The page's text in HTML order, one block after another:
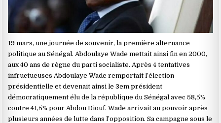
19 mars, une journée de souvenir, la première alternance
politique au Sénégal. Abdoulaye Wade mettait ainsi fin en 2000,
aux 40 ans de règne du parti socialiste. Après 4 tentatives
infructueuses Abdoulaye Wade remportait l’élection
présidentielle et devenait ainsi le 3em président
démocratiquement élu de la république du Sénégal avec 58,5%
contre 41,5% pour Abdou Diouf. Wade arrivait au pouvoir après
plusieurs années de lutte dans l’opposition. Sa campagne sous le